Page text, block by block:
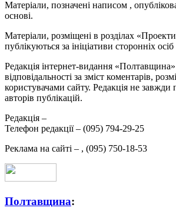
Матеріали, позначені написом ,
основі.
Матеріали, розміщені в розділах
публікуються за ініціативи сторонніх
Редакція інтернет-видання
відповідальності за зміст коментарів,
користувачами сайту. Редакція не завжди
авторів публікацій.
Редакція –
Телефон редакції – (095) 794-29-25
Реклама на сайті – , (095) 750-18-53
Полтавщина: